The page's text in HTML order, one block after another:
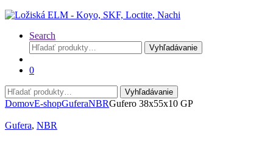
Search
Hľadať:
Vyhľadávanie
0
Hľadať:
Vyhľadávanie
DomovE-shopGuferaNBRGufero 38x55x10 GP
Gufera, NBR